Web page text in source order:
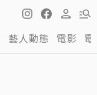
藝人動態 電影